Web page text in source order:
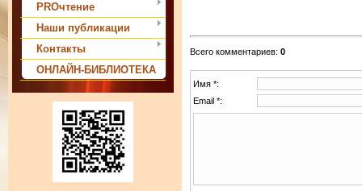
PROчтение
Наши публикации
Контакты
ОНЛАЙН-БИБЛИОТЕКА
Всего комментариев: 0
Имя *:
Email *: